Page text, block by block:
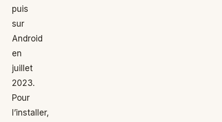
puis
sur
Android
en
juillet
2023.
Pour
l’installer,